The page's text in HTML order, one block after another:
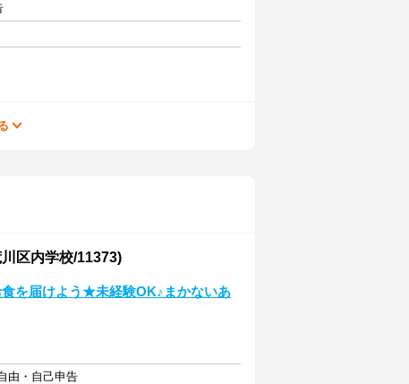
区内学校/11373)
食を届けよう★未経験OK♪まかないあ
由・自己申告